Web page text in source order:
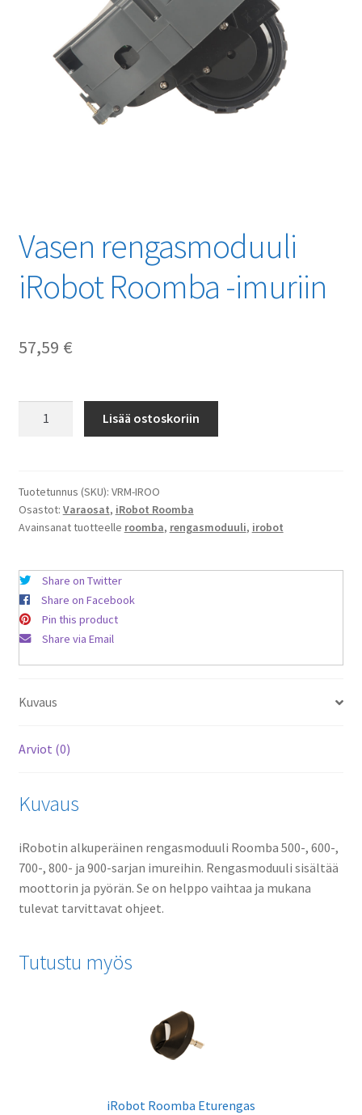
Vasen rengasmoduuli
iRobot Roomba -imuriin
57,59 €
-
imuriin
määrä
Lisää ostoskoriin
Tuotetunnus (SKU): VRM-IROO
Osastot: Varaosat, iRobot Roomba
Avainsanat tuotteelle roomba, rengasmoduuli, irobot
Share on Twitter
Share on Facebook
Pin this product
Share via Email
Kuvaus
Arviot (0)
Kuvaus
iRobotin alkuperäinen rengasmoduuli Roomba 500-, 600-,
700-, 800- ja 900-sarjan imureihin. Rengasmoduuli sisältää
moottorin ja pyörän. Se on helppo vaihtaa ja mukana
tulevat tarvittavat ohjeet.
Tutustu myös
iRobot Roomba Eturengas